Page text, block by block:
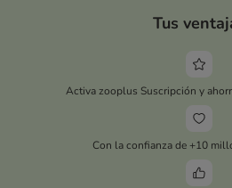
Tus
Activa zooplus Suscripción y
Con la confianza de +10